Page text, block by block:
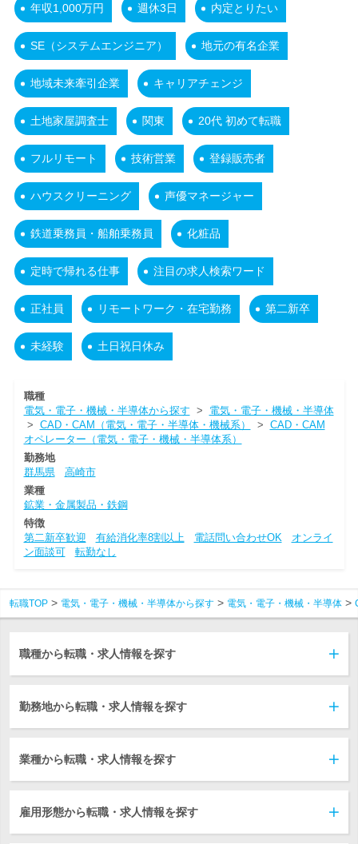
年収1,000万円 週休3日 内定とりたい
SE（システムエンジニア） 地元の有名企業
地域未来牽引企業 キャリアチェンジ
土地家屋調査士 関東 20代 初めて転職
フルリモート 技術営業 登録販売者
ハウスクリーニング 声優マネージャー
鉄道乗務員・船舶乗務員 化粧品
定時で帰れる仕事 注目の求人検索ワード
正社員 リモートワーク・在宅勤務 第二新卒
未経験 土日祝日休み
職種
電気・電子・機械・半導体から探す > 電気・電子・機械・半導体
> CAD・CAM（電気・電子・半導体・機械系） > CAD・CAM
オペレーター（電気・電子・機械・半導体系）
勤務地
群馬県
高崎市
業種
鉱業・金属製品・鉄鋼
特徴
第二新卒歓迎
有給消化率8割以上 電話問い合わせOK
オンライ
ン面談可
転勤なし
転職TOP 電気・電子・機械・半導体から探す 電気・電子・機械・半導体
職種から転職・求人情報を探す
勤務地から転職・求人情報を探す
業種から転職・求人情報を探す
雇用形態から転職・求人情報を探す